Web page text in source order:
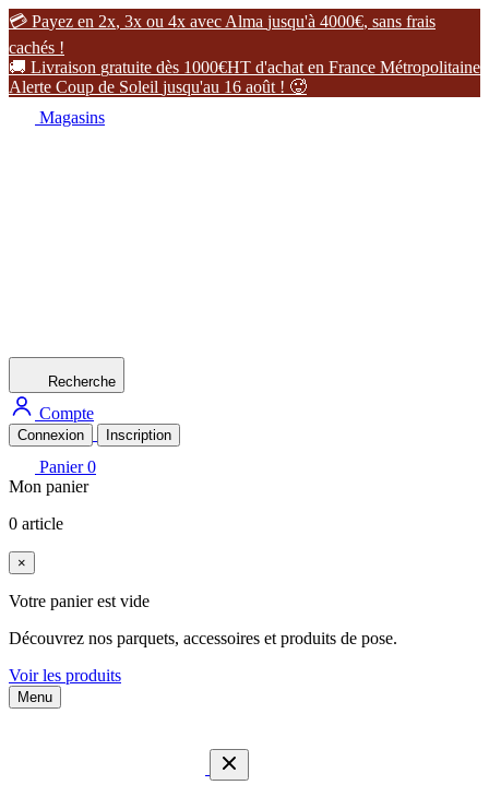
 Payez en 2x, 3x ou 4x avec Alma jusqu'à 4000€, sans frais
cachés !
 Livraison gratuite dès 1000€HT d'achat en France Métropolitaine
Alerte Coup de Soleil jusqu'au 16 août ! 
Magasins
Recherche
Compte
Connexion Inscription
Panier 0
Mon panier
0 article
×
Votre panier est vide
Découvrez nos parquets, accessoires et produits de pose.
Voir les produits
Menu